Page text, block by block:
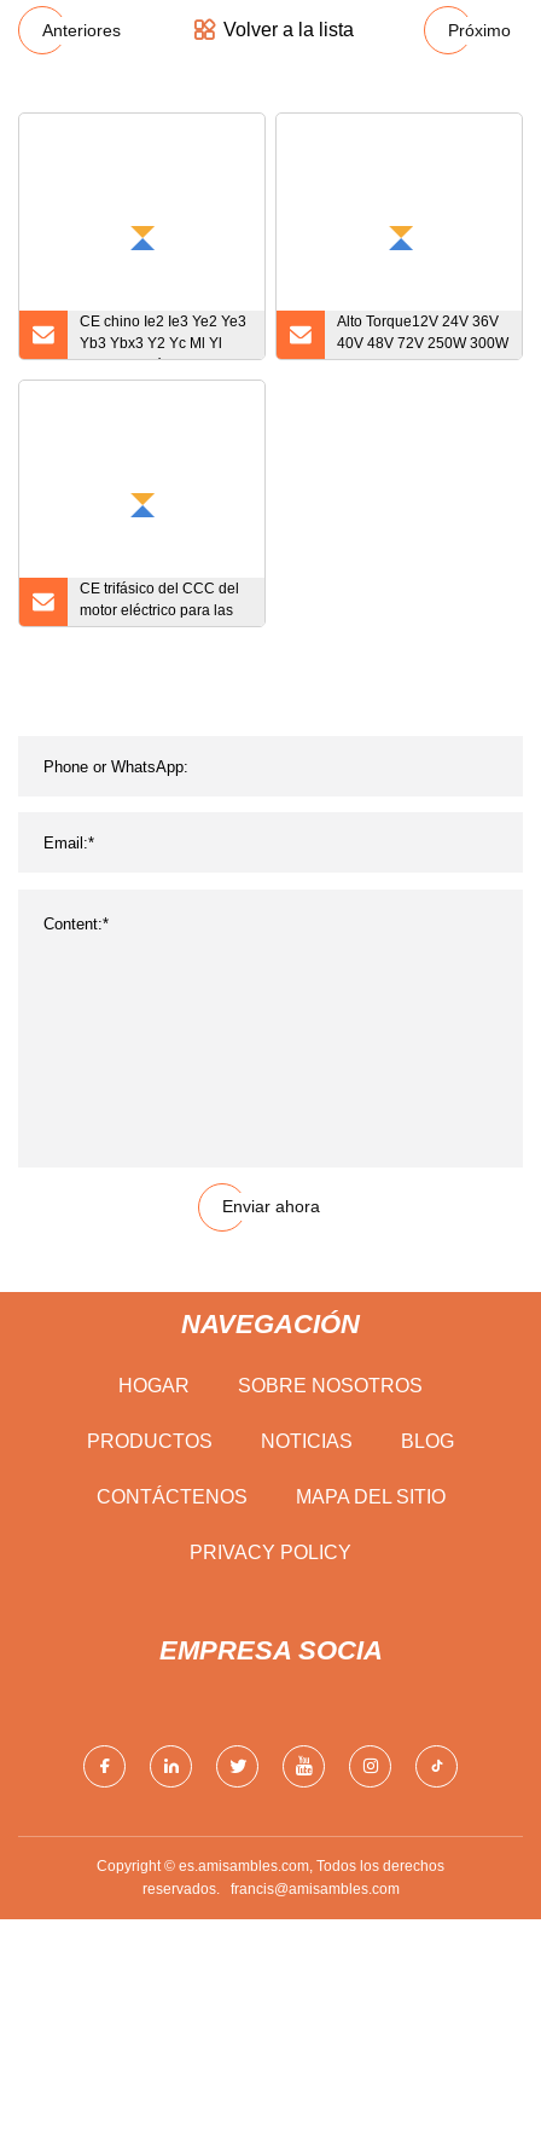
Anteriores Volver a la lista Próximo
CE chino Ie2 Ie3 Ye2 Ye3
Yb3 Ybx3 Y2 Yc Ml Yl
Premium eléctrico de alta
eficiencia/Industrial/Inducción
Alto Torque12V 24V 36V
40V 48V 72V 250W 300W
450W 500W 600W 750W
CE trifásico del CCC del
motor eléctrico para las
fans de la bomba, motor
Enviar ahora
NAVEGACIÓN
HOGAR SOBRE NOSOTROS
PRODUCTOS NOTICIAS BLOG
CONTÁCTENOS MAPA DEL SITIO
PRIVACY POLICY
EMPRESA SOCIA
Copyright © es.amisambles.com, Todos los derechos
reservados. francis@amisambles.com